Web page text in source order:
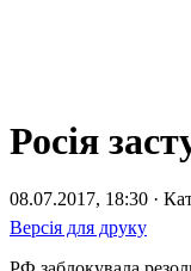
Росія
08.07.2017, 18:30 ·
Версія для друку